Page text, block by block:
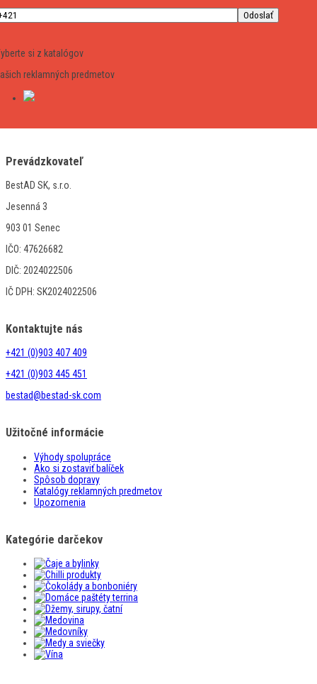
si z katalógov
reklamných predmetov
Prevádzkovateľ
BestAD SK, s.r.o.
Jesenná 3
903 01 Senec
IČO: 47626682
DIČ: 2024022506
IČ DPH: SK2024022506
Kontaktujte nás
+421 (0)903 407 409
+421 (0)903 445 451
bestad@bestad-sk.com
Užitočné informácie
Výhody spolupráce
Ako si zostaviť balíček
Spôsob dopravy
Katalógy reklamných predmetov
Upozornenia
Kategórie darčekov